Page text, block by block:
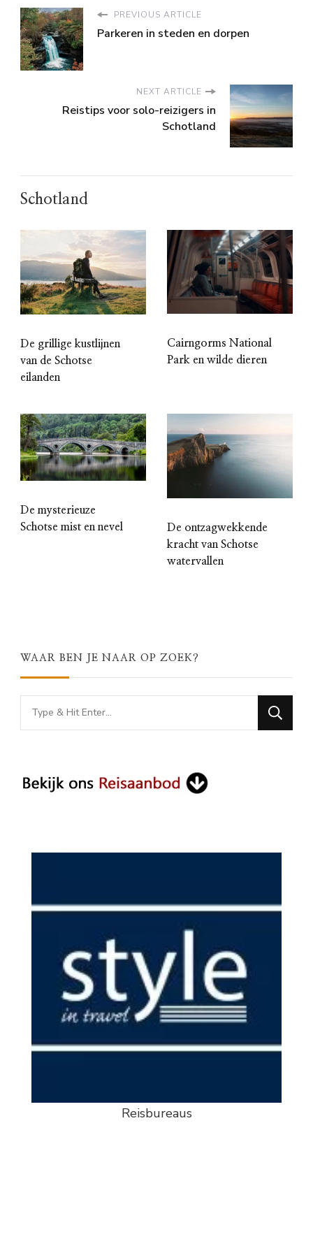
PREVIOUS ARTICLE
Parkeren in steden en dorpen
NEXT ARTICLE
Reistips voor solo-reizigers in
Schotland
Schotland
De grillige kustlijnen
van de Schotse
eilanden
Cairngorms National
Park en wilde dieren
De mysterieuze
Schotse mist en nevel
De ontzagwekkende
kracht van Schotse
watervallen
WAAR BEN JE NAAR OP ZOEK?
Looking
for
Reisbureaus